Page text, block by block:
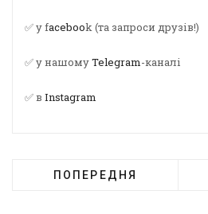
✅ у facebook (та запроси друзів!)
✅ у нашомуTelegram-каналі
✅ в Instagram
ПОПЕРЕДНЯ